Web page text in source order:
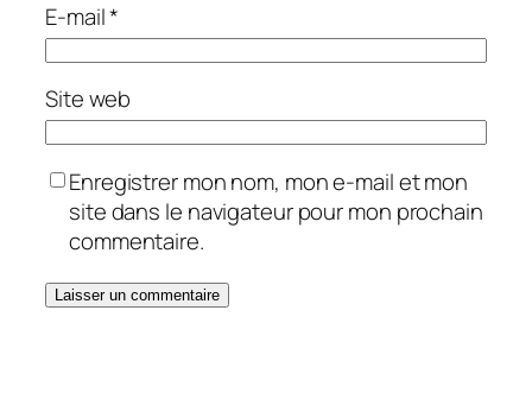
E-mail*
Site web
Enregistrer mon nom, mon e-mail et mon
site dans le navigateur pour mon prochain
commentaire.